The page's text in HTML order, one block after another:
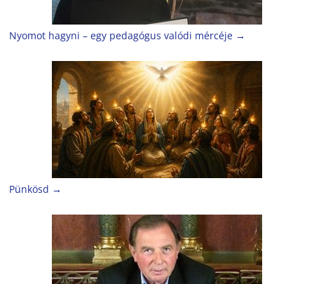
Nyomot hagyni – egy pedagógus valódi mércéje →
Pünkösd →